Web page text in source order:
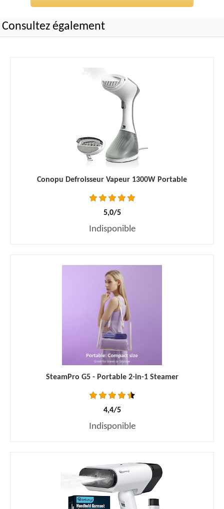
Consultez également
Conopu Defroisseur Vapeur 1300W Portable
5,0/5
Indisponible
SteamPro G5 - Portable 2-in-1 Steamer
4,4/5
Indisponible